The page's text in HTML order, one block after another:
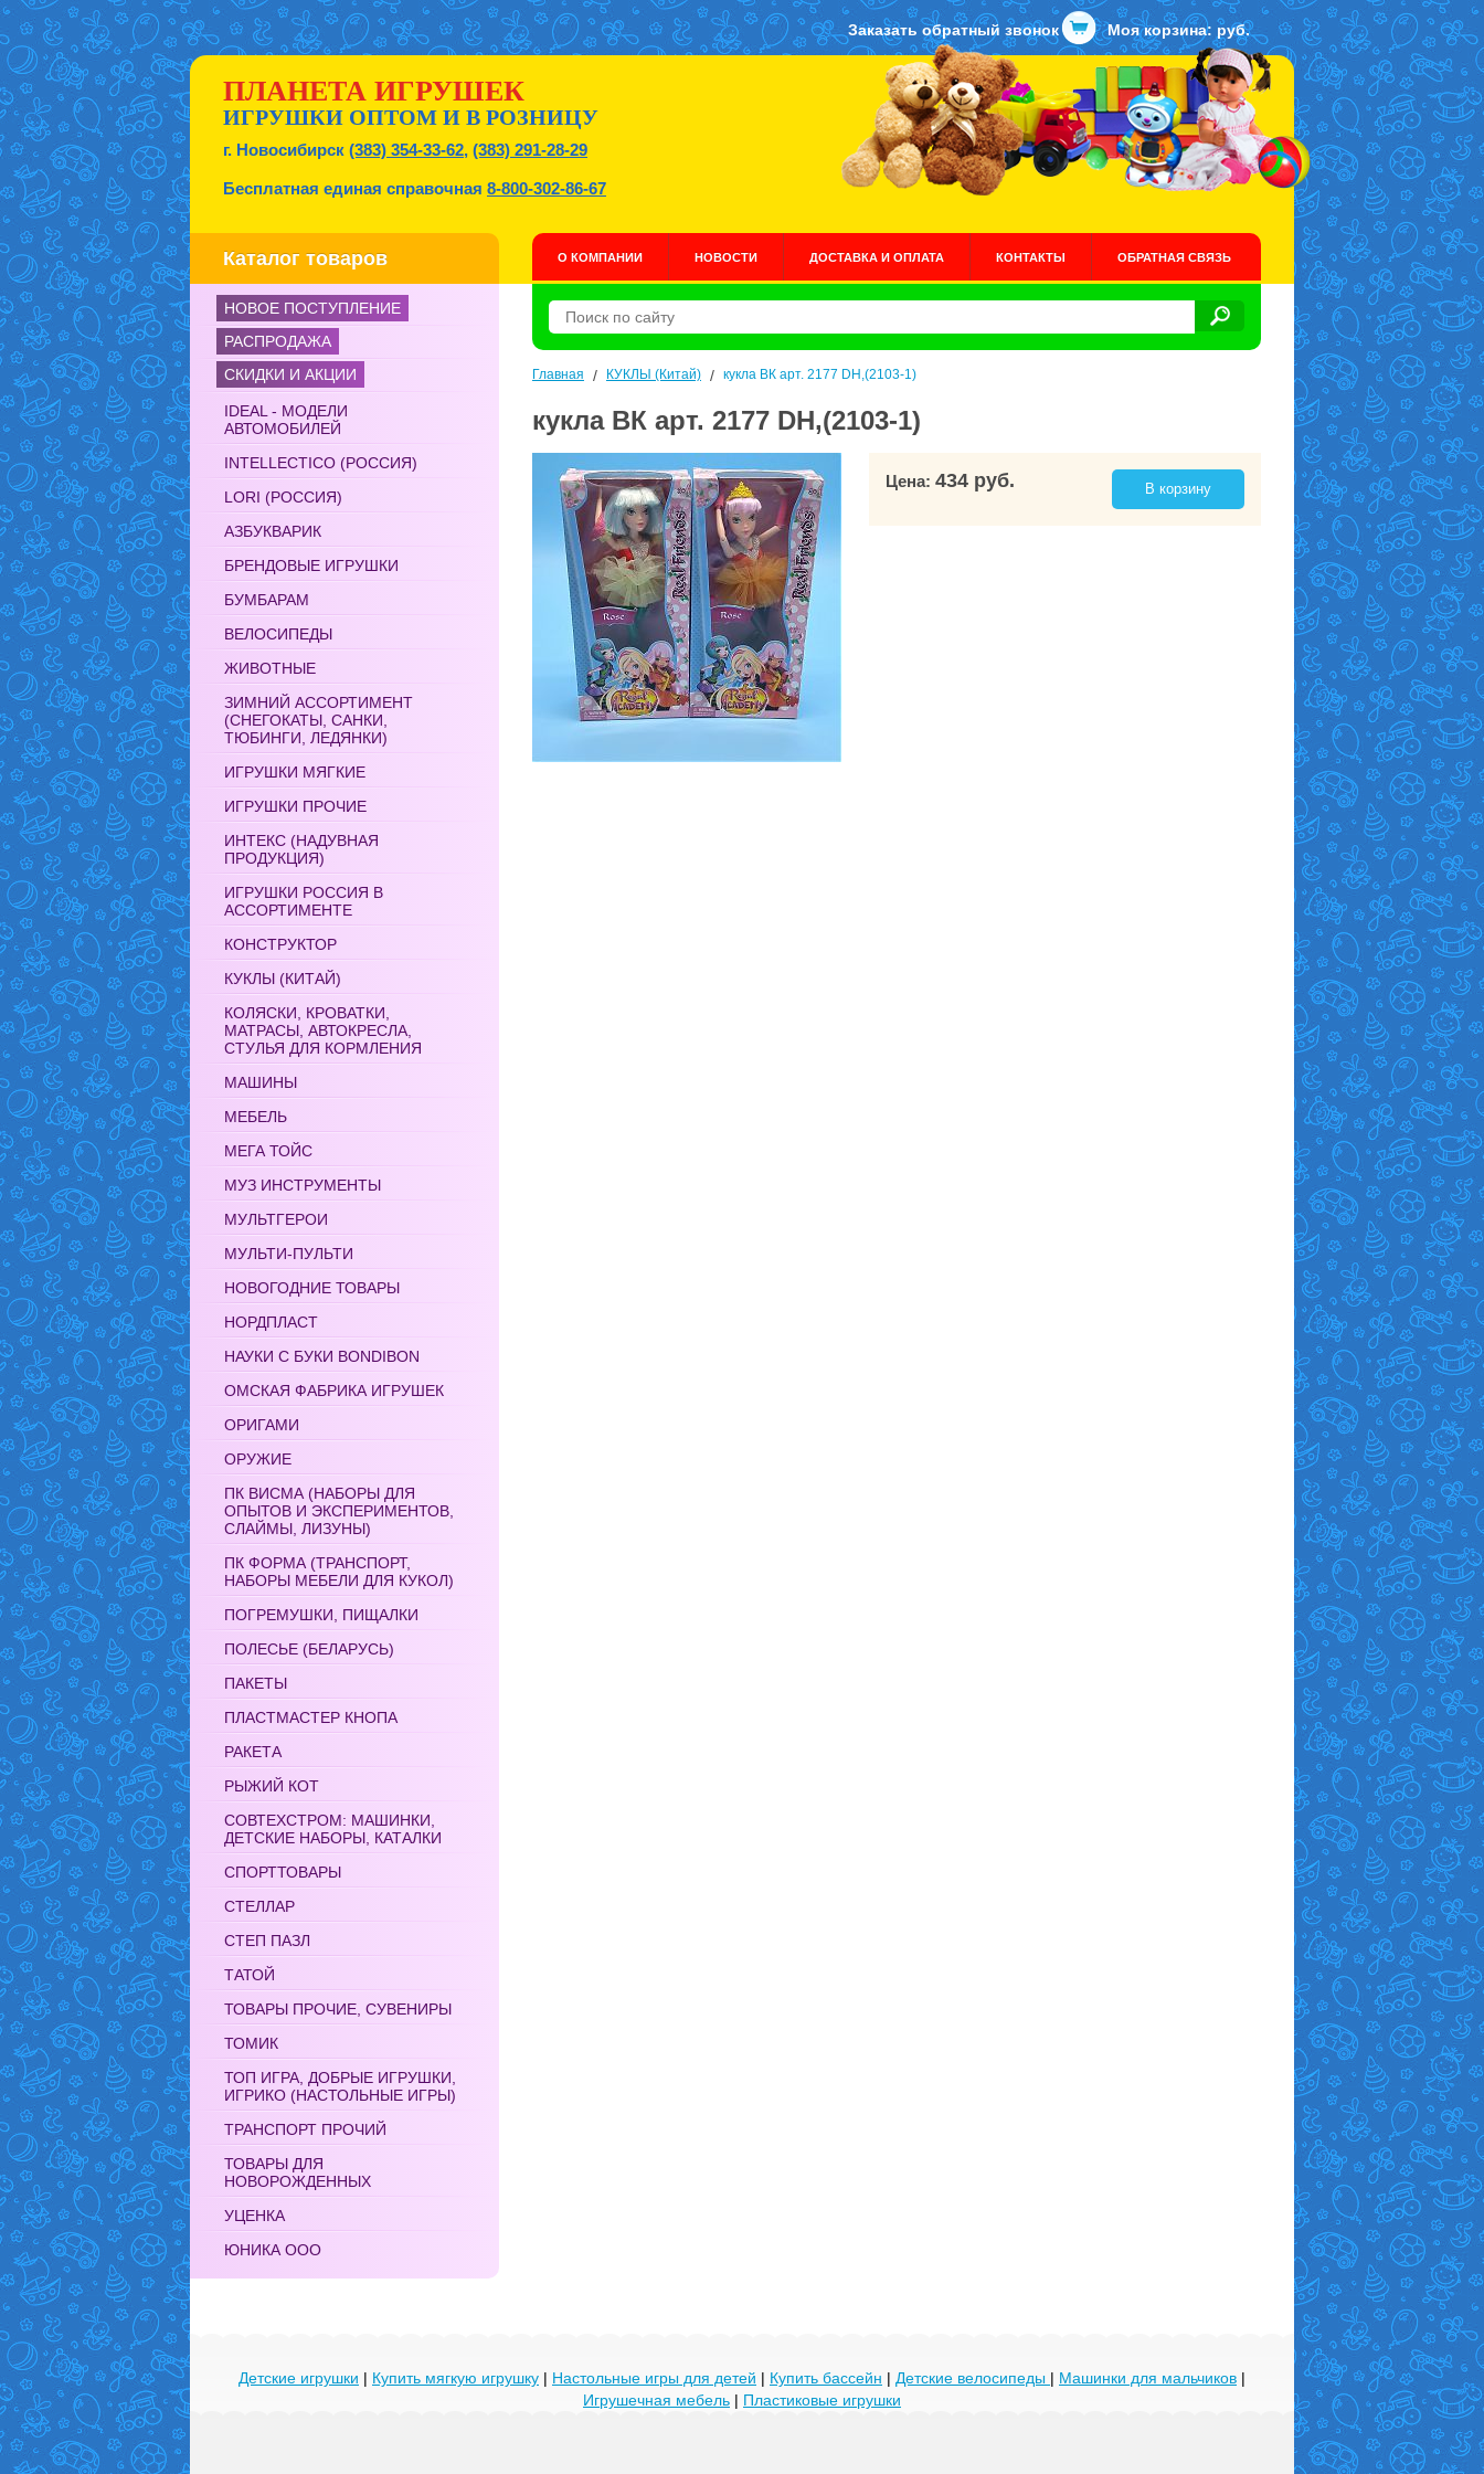
Заказать обратный звонок Моя корзина: руб.
ПЛАНЕТА ИГРУШЕК
ИГРУШКИ ОПТОМ И В РОЗНИЦУ
г. Новосибирск (383) 354-33-62, (383) 291-28-29
Бесплатная единая справочная 8-800-302-86-67
Каталог товаров О КОМПАНИИ НОВОСТИ ДОСТАВКА И ОПЛАТА КОНТАКТЫ ОБРАТНАЯ СВЯЗЬ
НОВОЕ ПОСТУПЛЕНИЕ
РАСПРОДАЖА
СКИДКИ И АКЦИИ
IDEAL - МОДЕЛИ
АВТОМОБИЛЕЙ
INTELLECTICO (РОССИЯ)
LORI (РОССИЯ)
АЗБУКВАРИК
БРЕНДОВЫЕ ИГРУШКИ
БУМБАРАМ
ВЕЛОСИПЕДЫ
ЖИВОТНЫЕ
ЗИМНИЙ АССОРТИМЕНТ
(СНЕГОКАТЫ, САНКИ,
ТЮБИНГИ, ЛЕДЯНКИ)
ИГРУШКИ МЯГКИЕ
ИГРУШКИ ПРОЧИЕ
ИНТЕКС (НАДУВНАЯ
ПРОДУКЦИЯ)
ИГРУШКИ РОССИЯ В
АССОРТИМЕНТЕ
КОНСТРУКТОР
КУКЛЫ (КИТАЙ)
КОЛЯСКИ, КРОВАТКИ,
МАТРАСЫ, АВТОКРЕСЛА,
СТУЛЬЯ ДЛЯ КОРМЛЕНИЯ
МАШИНЫ
МЕБЕЛЬ
МЕГА ТОЙС
МУЗ ИНСТРУМЕНТЫ
МУЛЬТГЕРОИ
МУЛЬТИ-ПУЛЬТИ
НОВОГОДНИЕ ТОВАРЫ
НОРДПЛАСТ
НАУКИ С БУКИ BONDIBON
ОМСКАЯ ФАБРИКА ИГРУШЕК
ОРИГАМИ
ОРУЖИЕ
ПК ВИСМА (НАБОРЫ ДЛЯ
ОПЫТОВ И ЭКСПЕРИМЕНТОВ,
СЛАЙМЫ, ЛИЗУНЫ)
ПК ФОРМА (ТРАНСПОРТ,
НАБОРЫ МЕБЕЛИ ДЛЯ КУКОЛ)
ПОГРЕМУШКИ, ПИЩАЛКИ
ПОЛЕСЬЕ (БЕЛАРУСЬ)
ПАКЕТЫ
ПЛАСТМАСТЕР КНОПА
РАКЕТА
РЫЖИЙ КОТ
СОВТЕХСТРОМ: МАШИНКИ,
ДЕТСКИЕ НАБОРЫ, КАТАЛКИ
СПОРТТОВАРЫ
СТЕЛЛАР
СТЕП ПАЗЛ
ТАТОЙ
ТОВАРЫ ПРОЧИЕ, СУВЕНИРЫ
ТОМИК
ТОП ИГРА, ДОБРЫЕ ИГРУШКИ,
ИГРИКО (НАСТОЛЬНЫЕ ИГРЫ)
ТРАНСПОРТ ПРОЧИЙ
ТОВАРЫ ДЛЯ
НОВОРОЖДЕННЫХ
УЦЕНКА
ЮНИКА ООО
Главная / КУКЛЫ (Китай) / кукла ВК арт. 2177 DH,(2103-1)
кукла ВК арт. 2177 DH,(2103-1)
Цена: 434 руб. В корзину
Детские игрушки | Купить мягкую игрушку | Настольные игры для детей | Купить бассейн | Детские велосипеды | Машинки для мальчиков |
Игрушечная мебель | Пластиковые игрушки